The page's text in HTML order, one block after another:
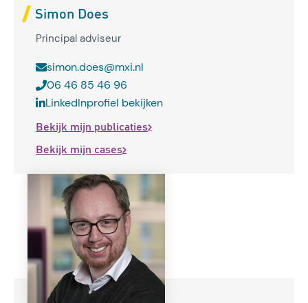
Simon Does
Principal adviseur
simon.does@mxi.nl
06 46 85 46 96
LinkedInprofiel bekijken
Bekijk mijn publicaties
Bekijk mijn cases